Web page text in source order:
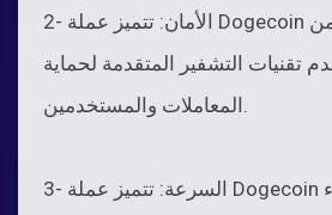
2- الأمان: تتميز عملة Dogecoin بمستوى عالٍ من
تقنيات التشفير المتقدمة لحماية
3- السرعة: تتميز عملة Dogecoin بالسرعة في إجراء